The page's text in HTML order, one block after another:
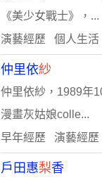
《美少女戰士》，...
演藝經歷 個人生
仲里依紗
仲里依紗，1989年
漫畫灰姑娘colle...
早年經歷 演藝經
戶田惠梨香